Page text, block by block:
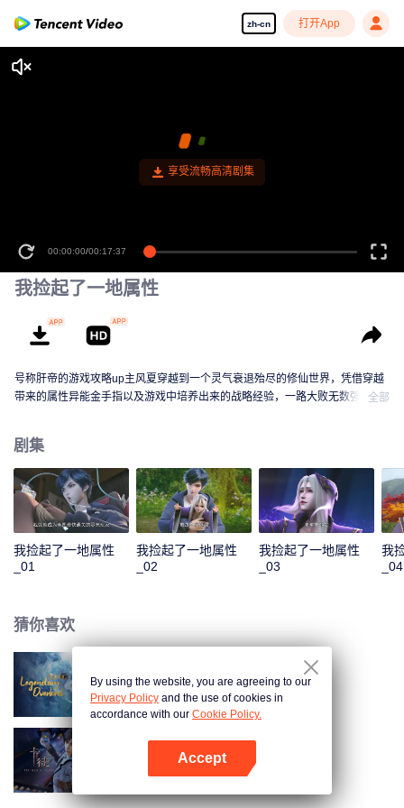
zh-cn 打开App
享受流畅高清剧集
00:00:00/00:17:37
我捡起了一地属性
号称肝帝的游戏攻略up主风夏穿越到一个灵气衰退殆尽的修仙世界，凭借穿越
带来的属性异能金手指以及游戏中培养出来的战略经验，一路大败无数强敌，
的迫害，并复苏了玄元世界的天地灵气；玄元世界灵气复苏后，界外势力将玄
元世界视为一块肥肉，开始抢夺。为保此界安宁，风夏与尘海老祖携手弑神，
守护住了世界和平；但尘海老祖却因此不幸身逝，为找到使尘海老祖复生的办
法，风夏最终踏上了成神之路。
全部
剧集
我捡起了一地属性
_01
我捡起了一地属性
_02
我捡起了一地属性
_03
我
_04
猜你喜欢
雪鹰领主动漫
By using the website, you are agreeing to our
Privacy Policy and the use of cookies in
accordance with our Cookie Policy.
Accept